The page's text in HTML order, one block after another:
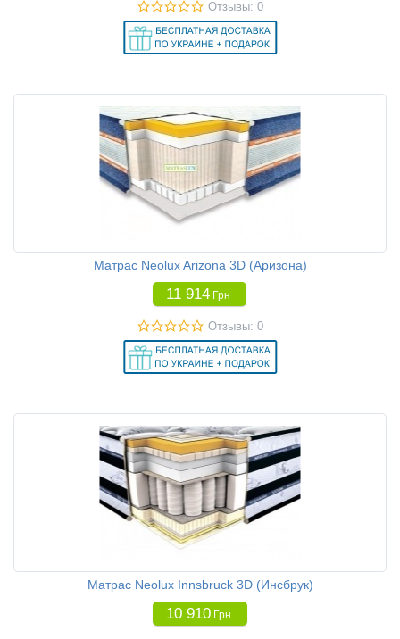
Отзывы: 0
Матрас Neolux Arizona 3D (Аризона)
11 914 Грн
Отзывы: 0
Матрас Neolux Innsbruck 3D (Инсбрук)
10 910 Грн